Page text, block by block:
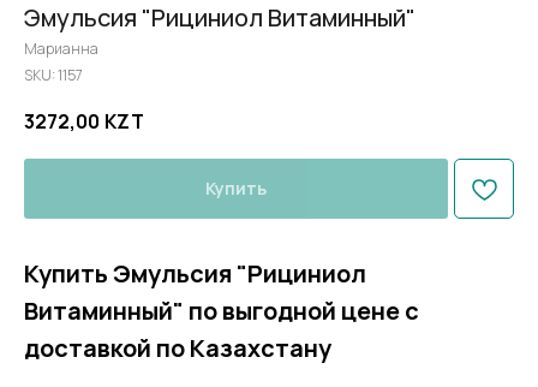
Эмульсия "Рициниол Витаминный"
Марианна
SKU:1157
3272,00 KZT
Купить
Купить Эмульсия "Рициниол
Витаминный" по выгодной цене с
доставкой по Казахстану